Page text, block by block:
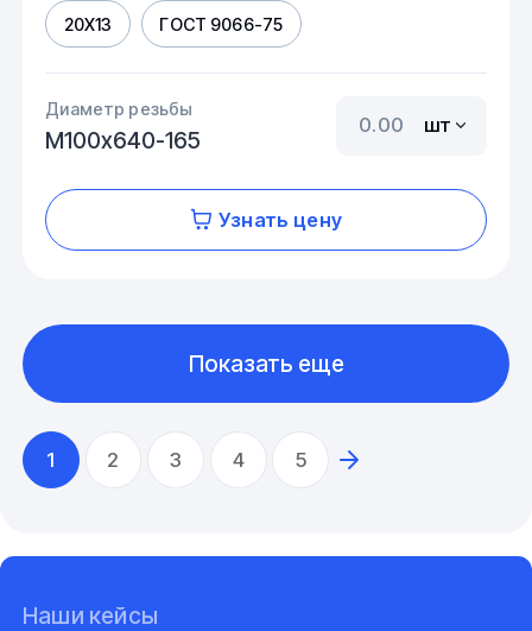
20Х13 ГОСТ 9066-75
Диаметр резьбы
М100х640-165
шт
Узнать цену
1 2 3 4 5
Показать еще
Наши кейсы